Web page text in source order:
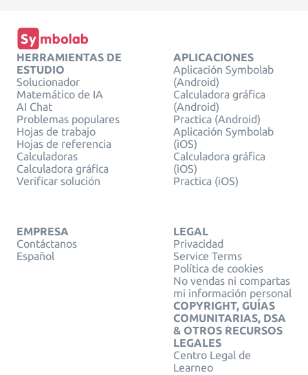
HERRAMIENTAS DE
ESTUDIO
Solucionador
Matemático de IA
AI Chat
Problemas populares
Hojas de trabajo
Hojas de referencia
Calculadoras
Calculadora gráfica
Verificar solución
APLICACIONES
Aplicación Symbolab
(Android)
Calculadora gráfica
(Android)
Practica (Android)
Aplicación Symbolab
(iOS)
Calculadora gráfica
(iOS)
Practica (iOS)
EMPRESA
Contáctanos
Español
LEGAL
Privacidad
Service Terms
Política de cookies
No vendas ni compartas
mi información personal
COPYRIGHT, GUÍAS
COMUNITARIAS, DSA
& OTROS RECURSOS
LEGALES
Centro Legal de
Learneo